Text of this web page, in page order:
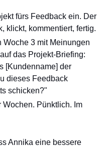
fürs Feedback ein. Der
klickt, kommentiert, fertig.
Woche 3 mit Meinungen
das Projekt-Briefing:
[Kundenname] der
dieses Feedback
schicken?"
Pünktlich. Im
Annika eine bessere